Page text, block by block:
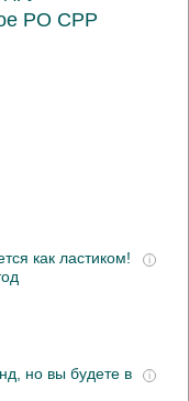
i
как ластиком!
i
но вы будете в